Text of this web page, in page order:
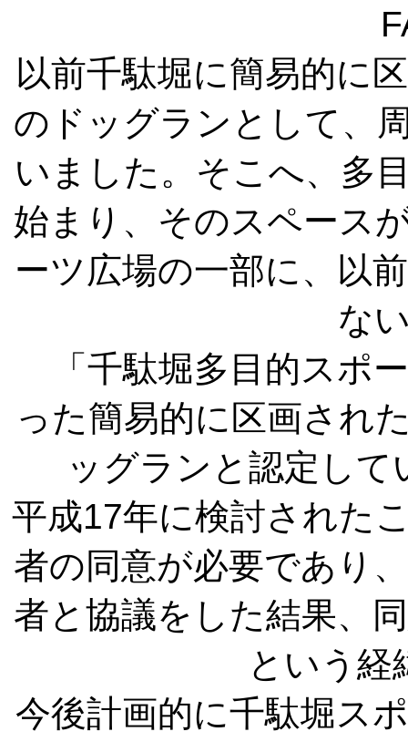
以前千駄堀に簡易的に
のドッグランとして、
いました。そこへ、多
始まり、そのスペース
ーツ広場の一部に、以
な
「千駄堀多目的スポ
った簡易的に区画され
ッグランと認定し
平成17年に検討された
者の同意が必要であり
者と協議をした結果、
という経
今後計画的に千駄堀ス